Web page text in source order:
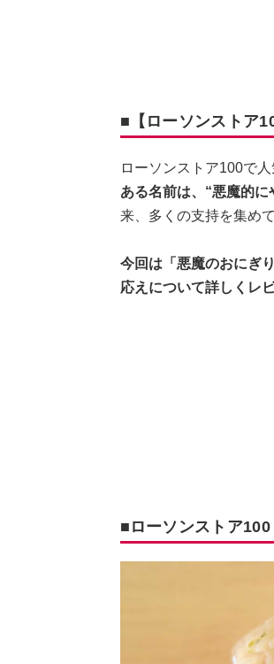
■【ローソンストア
ローソンストア100で
ある名前は、“悪魔的に
来、多くの支持を集め
今回は「悪魔のおにぎ
応えについて詳しくレ
■ローソンストア